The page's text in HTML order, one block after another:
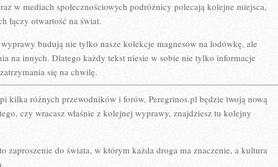
w mediach społecznościowych podróżnicy polecają kolejne miejsca,
łączy otwartość na świat.
budują nie tylko nasze kolekcje magnesów na lodówkę, ale
na innych. Dlatego każdy tekst niesie w sobie nie tylko informacje
się na chwilę.
kilka różnych przewodników i forów, Peregrinos.pl będzie twoją nową
czy wracasz właśnie z kolejnej wyprawy, znajdziesz tu kolejny
zaproszenie do świata, w którym każda droga ma znaczenie, a kultura